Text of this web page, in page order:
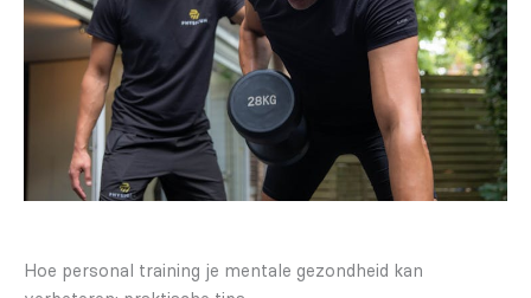
Hoe personal training je mentale gezondheid kan